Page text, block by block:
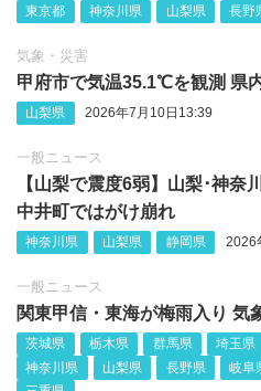
東京都
神奈川県 山梨県 長野
気象・災害
甲府市で気温35.1℃を観測 県
山梨県 2026年7月10日13:39
一般ニュース
【山梨で震度6弱】山梨‪･神奈
中井町ではがけ崩れ
神奈川県 山梨県 静岡県 2026
一般ニュース
関東甲信・東海が梅雨入り 気
茨城県 栃木県 群馬県 埼玉県
神奈川県
山梨県 長野県 岐阜